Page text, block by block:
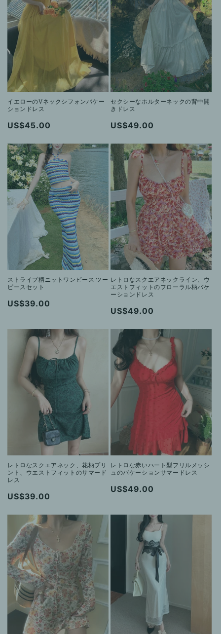
イエローのVネックシフォンバケー
ションドレス
通
価
格
US$45.00
セクシーなホルターネックの背中開
きドレス
通
価
格
US$49.00
ストライプ柄ニットワンピース ツー
ピースセット
通
価
US$39.00
レトロなスクエアネックライン、ウ
エストフィットのフローラル柄バケ
ーションドレス
通
価
格
US$49.00
レトロなスクエアネック、花柄プリ
ント、ウエストフィットのサマード
レス
通
US$39.00
レトロな赤いハート型フリルメッシ
ュのバケーションサマードレス
通
価
US$49.00